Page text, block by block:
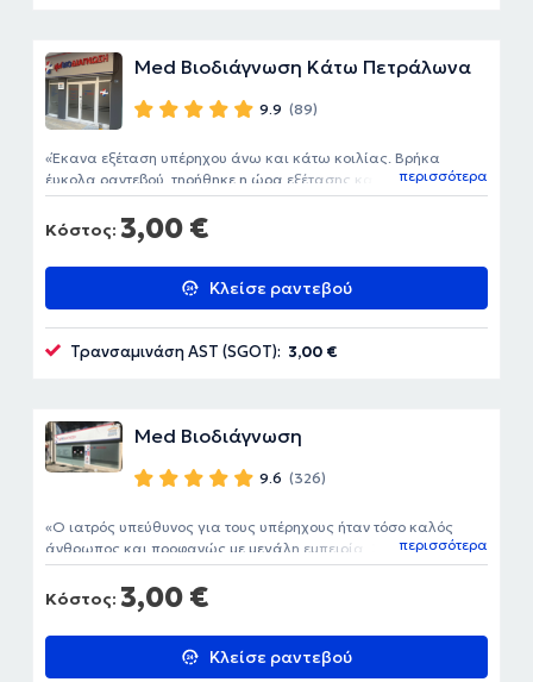
Med Βιοδιάγνωση Κάτω Πετράλωνα
9.9 (89)
Κόστος: 3,00 €
Κλείσε ραντεβού
Έκανα εξέταση υπέρηχου άνω και κάτω κοιλίας. Βρήκα
έυκολα ραντεβού, τηρήθηκε η ώρα εξέτασης και η παράδοση
των αποτελεσμάτων ήταν άμεση. Πολύ ευγενικοί όλοι τους,
καθαρός χώρος και άνετο περιβάλλον. Έμεινα πολύ
ικανοποιημένος.
περισσότερα
Τρανσαμινάση AST (SGOT): 3,00 €
Med Βιοδιάγνωση
9.6 (326)
Κόστος: 3,00 €
Κλείσε ραντεβού
Ο ιατρός υπεύθυνος για τους υπέρηχους ήταν τόσο καλός
άνθρωπος και προφανώς με μεγάλη εμπειρία. Συνιστάται
ανεπιφύλακτα.
περισσότερα